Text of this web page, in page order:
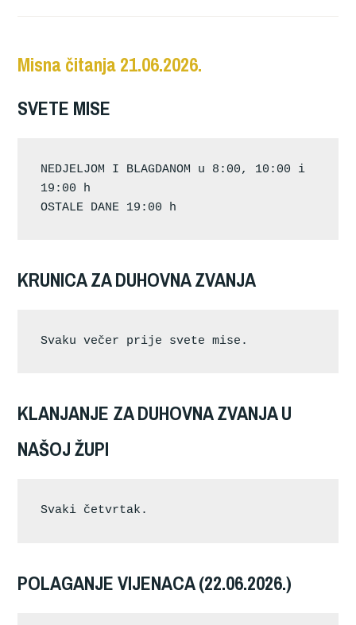
Misna čitanja 21.06.2026.
SVETE MISE
NEDJELJOM I BLAGDANOM u 8:00, 10:00 i
19:00 h
OSTALE DANE 19:00 h
KRUNICA ZA DUHOVNA ZVANJA
Svaku večer prije svete mise.
KLANJANJE ZA DUHOVNA ZVANJA U
NAŠOJ ŽUPI
Svaki četvrtak.
POLAGANJE VIJENACA (22.06.2026.)